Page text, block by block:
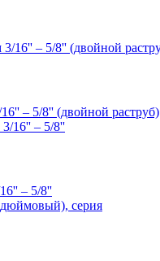
– 5/8'' (двойной раструб)
– 5/8''